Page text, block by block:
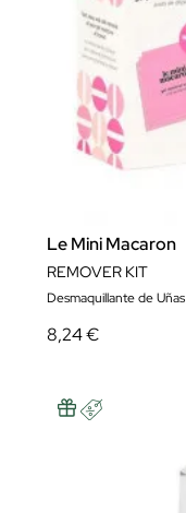
Le Mini Macaron
REMOVER KIT
Desmaquillante de Uñas
8,24 €